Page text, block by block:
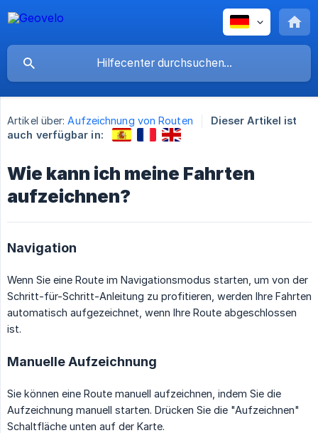
Artikel über: Aufzeichnung von Routen
Dieser Artikel ist
auch verfügbar in:
Wie kann ich meine Fahrten
aufzeichnen?
Navigation
Wenn Sie eine Route im Navigationsmodus starten, um von der
Schritt-für-Schritt-Anleitung zu profitieren, werden Ihre Fahrten
automatisch aufgezeichnet, wenn Ihre Route abgeschlossen
ist.
Manuelle Aufzeichnung
Sie können eine Route manuell aufzeichnen, indem Sie die
Aufzeichnung manuell starten. Drücken Sie die "Aufzeichnen"
Schaltfläche unten auf der Karte.